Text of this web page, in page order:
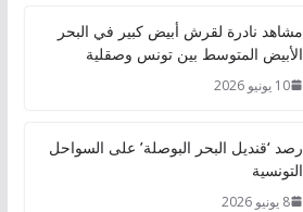
مشاهد نادرة لقرش أبيض كبير في البحر
الأبيض المتوسط بين تونس وصقلية
10 يونيو 2026
رصد ‘قنديل البحر البوصلة’ على السواحل
التونسية
8 يونيو 2026